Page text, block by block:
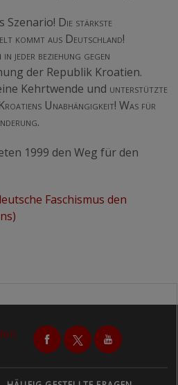
Szenario! Die stärkste
kommt aus Deutschland!
in jeder beziehung gegen
der Republik Kroatien.
Kehrtwende und unterstützte
Unabhängigkeit! Was für
1999 den Weg für den
Faschismus den